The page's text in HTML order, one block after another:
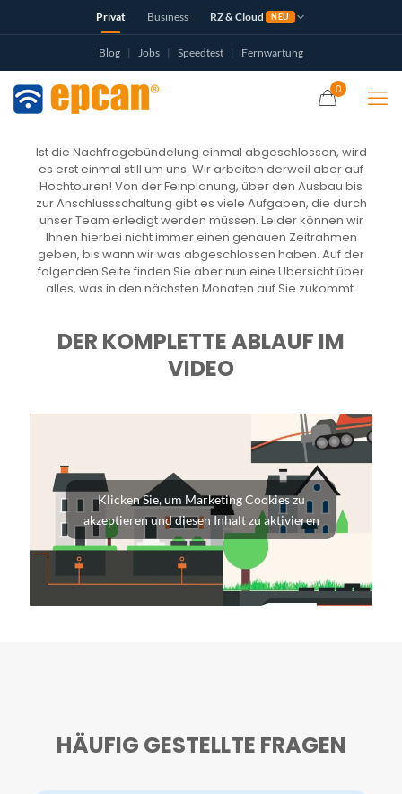
Privat Business RZ & Cloud NEU
Blog | Jobs | Speedtest | Fernwartung
0
Ist die Nachfragebündelung einmal abgeschlossen, wird
es erst einmal still um uns. Wir arbeiten derweil aber auf
Hochtouren! Von der Feinplanung, über den Ausbau bis
zur Anschlussschaltung gibt es viele Aufgaben, die durch
unser Team erledigt werden müssen. Leider können wir
Ihnen hierbei nicht immer einen genauen Zeitrahmen
geben, bis wann wir was abgeschlossen haben. Auf der
folgenden Seite finden Sie aber nun eine Übersicht über
alles, was in den nächsten Monaten auf Sie zukommt.
DER KOMPLETTE ABLAUF IM
VIDEO
Klicken Sie, um Marketing Cookies zu
akzeptieren und diesen Inhalt zu aktivieren
HÄUFIG GESTELLTE FRAGEN